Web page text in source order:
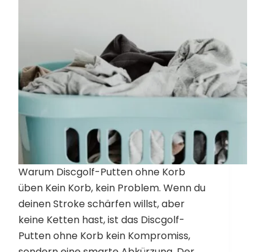
Warum Discgolf-Putten ohne Korb
üben Kein Korb, kein Problem. Wenn du
deinen Stroke schärfen willst, aber
keine Ketten hast, ist das Discgolf-
Putten ohne Korb kein Kompromiss,